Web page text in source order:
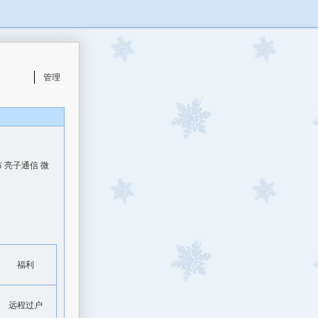
管理
亮子通信 微
福利
远程过户